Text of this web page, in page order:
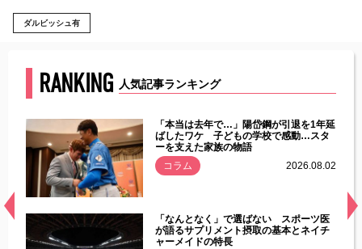
ダルビッシュ有
RANKING 人気記事ランキング
常
「本当は去年で…」陽岱鋼が引退を1年延
ばしたワケ 子どもの学校で感動…スタ
ーを支えた家族の物語
コラム
2026.08.02
「なんとなく」で選ばない スポーツ医
が語るサプリメント摂取の基本とネイチ
ャーメイドの特長